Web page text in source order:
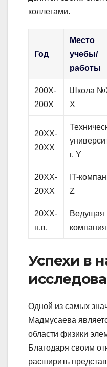
коллегами.
Год
Место
учебы/
работы
200X-
200X
Школа
Х
20XX-
20XX
г. Y
20XX-
20XX
IT-
Z
20XX-
н.в.
Ведущая
компания
Успехи в
Одной из самых
Мадмусаева
области физики
Благодаря своим
расширить